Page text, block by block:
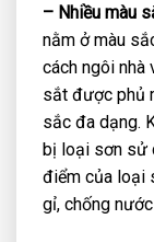
– Nhiều màu
nằm ở màu
cách ngôi nhà
sắt được phủ
sắc đa dạng.
bị loại sơn sử
điểm của loại
gỉ, chống